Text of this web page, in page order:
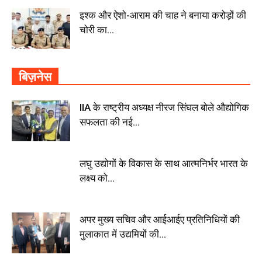
इश्क और ऐशो-आराम की चाह ने बनाया करोड़ों की
चोरी का...
बिज़नेस
IIA के राष्ट्रीय अध्यक्ष नीरज सिंघल बोले औद्योगिक
सफलता की नई...
लघु उद्योगों के विकास के साथ आत्मनिर्भर भारत के
लक्ष्य को...
अपर मुख्य सचिव और आईआईए प्रतिनिधियों की
मुलाकात में उद्यमियों की...